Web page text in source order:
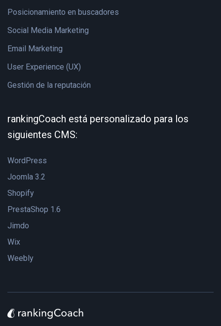
Posicionamiento en buscadores
Social Media Marketing
Email Marketing
User Experience (UX)
Gestión de la reputación
rankingCoach está personalizado para los
siguientes CMS:
WordPress
Joomla 3.2
Shopify
PrestaShop 1.6
Jimdo
Wix
Weebly